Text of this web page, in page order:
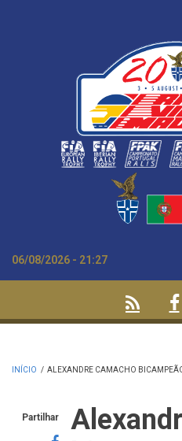
06/08/2026 - 21:27
INÍCIO / ALEXANDRE CAMACHO
Partilhar